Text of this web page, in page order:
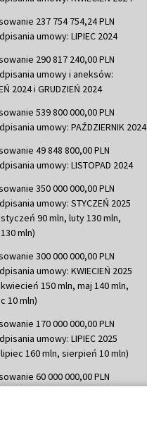
237 754 754,24 PLN
umowy: LIPIEC 2024
290 817 240,00 PLN
umowy i aneksów:
2024 i GRUDZIEŃ 2024
539 800 000,00 PLN
umowy: PAŹDZIERNIK 2024
49 848 800,00 PLN
umowy: LISTOPAD 2024
350 000 000,00 PLN
umowy: STYCZEŃ 2025
90 mln, luty 130 mln,
mln)
300 000 000,00 PLN
umowy: KWIECIEŃ 2025
150 mln, maj 140 mln,
10 mln)
170 000 000,00 PLN
umowy: LIPIEC 2025
160 mln, sierpień 10 mln)
60 000 000,00 PLN